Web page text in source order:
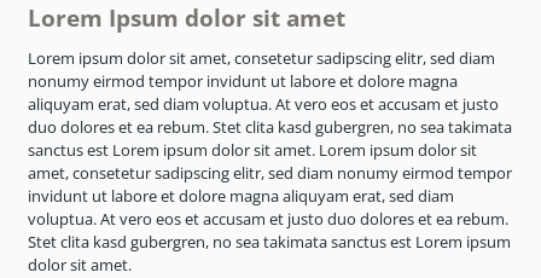
Lorem Ipsum dolor sit amet
Lorem ipsum dolor sit amet, consetetur sadipscing elitr, sed diam
nonumy eirmod tempor invidunt ut labore et dolore magna
aliquyam erat, sed diam voluptua. At vero eos et accusam et justo
duo dolores et ea rebum. Stet clita kasd gubergren, no sea takimata
sanctus est Lorem ipsum dolor sit amet. Lorem ipsum dolor sit
amet, consetetur sadipscing elitr, sed diam nonumy eirmod tempor
invidunt ut labore et dolore magna aliquyam erat, sed diam
voluptua. At vero eos et accusam et justo duo dolores et ea rebum.
Stet clita kasd gubergren, no sea takimata sanctus est Lorem ipsum
dolor sit amet.